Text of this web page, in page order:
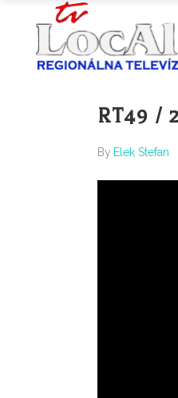
RT49 /
By Elek Stefan